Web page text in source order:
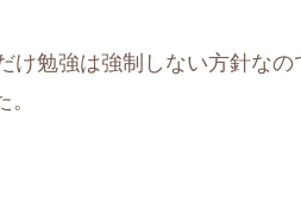
け勉強は強制しない方針な